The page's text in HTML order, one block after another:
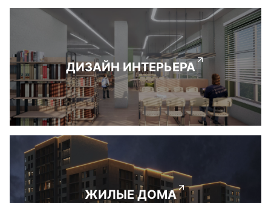
ДИЗАЙН ИНТЕРЬЕРА
ЖИЛЫЕ ДОМА